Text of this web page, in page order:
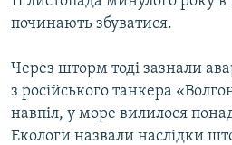
починають збуватися.
Через шторм тоді зазнали
з російського танкера
навпіл, у море вилилося
Екологи назвали наслідки